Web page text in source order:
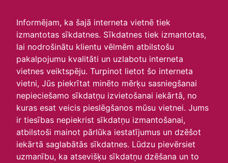
Informējam, ka šajā interneta vietnē tiek
izmantotas sīkdatnes. Sīkdatnes tiek izmantotas,
lai nodrošinātu klientu vēlmēm atbilstošu
pakalpojumu kvalitāti un uzlabotu interneta
vietnes veiktspēju. Turpinot lietot šo interneta
vietni, Jūs piekrītat minēto mērķu sasniegšanai
nepieciešamo sīkdatņu izvietošanai iekārtā, no
kuras esat veicis pieslēgšanos mūsu vietnei. Jums
ir tiesības nepiekrist sīkdatņu izmantošanai,
atbilstoši mainot pārlūka iestatījumus un dzēšot
iekārtā saglabātās sīkdatnes. Lūdzu pievērsiet
uzmanību, ka atsevišķu sīkdatņu dzēšana un to
Skats :
Aktuālie
Šodien Šonedēļ
Šomēnes
Arhīvs